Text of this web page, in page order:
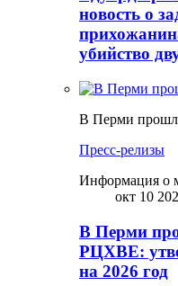
новость о
убийство
В Перми
Пресс-релизы
Информация о
окт 10
В Перми
РЦХВЕ:
на 2026 год